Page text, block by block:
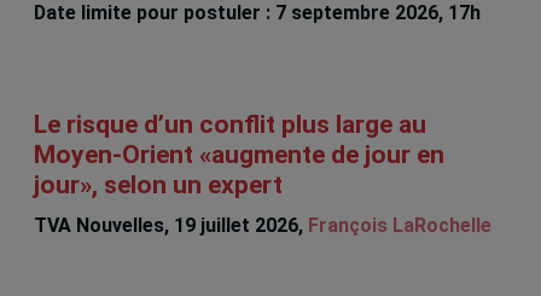
Date limite pour postuler : 7 septembre 2026, 17h
Le risque d’un conflit plus large au
Moyen-Orient «augmente de jour en
jour», selon un expert
TVA Nouvelles, 19 juillet 2026, François LaRochelle